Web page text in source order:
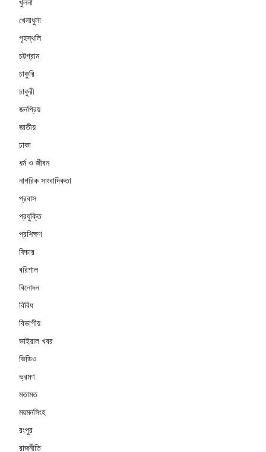
খেলাধুলা
গৃহস্থলি
চট্টগ্রাম
চাকুরি
চাকুরী
জনপ্রিয়
জাতীয়
ঢাকা
ধর্ম ও জীবন
নাগরিক সাংবাদিকতা
প্রবাস
প্রযুক্তি
প্রশিক্ষণ
ফিচার
বরিশাল
বিনোদন
বিবিধ
বিভাগীয়
ভাইরাল খবর
ভিডিও
ভ্রমণ
মতামত
ময়মনসিংহ
রংপুর
রাজনীতি